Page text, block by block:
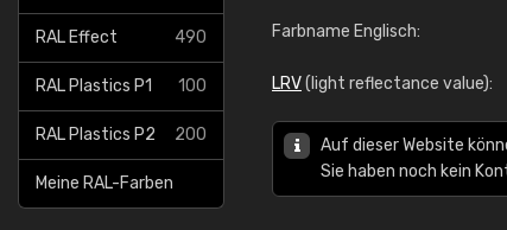
RAL Effect 490
RAL Plastics P1 100
RAL Plastics P2 200
Meine RAL-Farben
Farbname Englisch:
LRV(light reflectance value):
Auf dieser Website
Sie haben noch kein